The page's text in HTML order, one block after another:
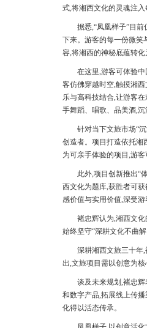
式,将湘西文化的灵魂注
据悉,“凤凰样子”目
下来。游客的每一份微笑
容,将湘西的神秘底蕴转化
在这里,游客可体验
客仿佛穿越时空,触摸湘
乐与高科技结合,让游客
手舞蹈、唱歌、品美酒,沉
针对当下文旅市场“
创造者。项目打造依托湘
为可亲手体验的项目,游
此外,项目创新推出“
西文化为题库,获胜者可
感价值与实用价值,深受游
褚忠辉认为,湘西文
始终坚守“深耕文化不曲
深耕湘西文旅三十年
出,文旅项目需以创意为核
谈及未来规划,褚忠
和数字产品,拓展线上传
化得以活态传承。